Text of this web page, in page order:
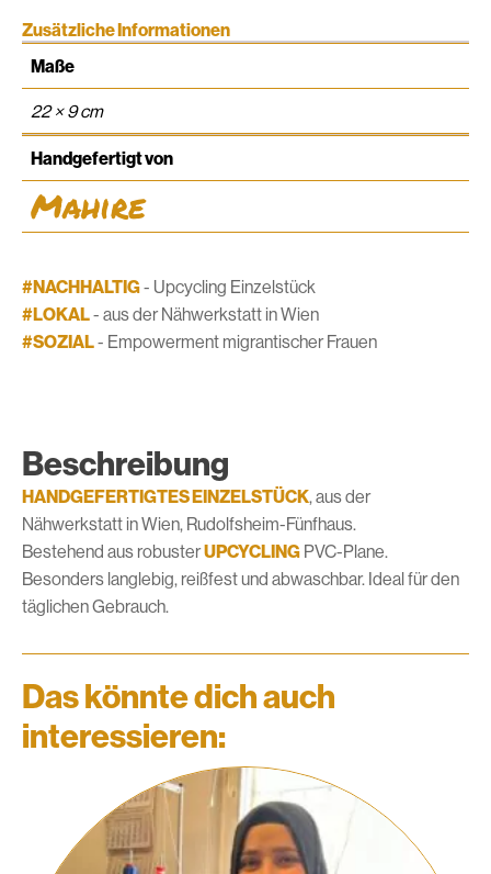
Zusätzliche Informationen
Maße
22 × 9 cm
Handgefertigt von
Mahire
#NACHHALTIG- Upcycling Einzelstück
#LOKAL- aus der Nähwerkstatt in Wien
#SOZIAL- Empowerment migrantischer Frauen
Beschreibung
HANDGEFERTIGTES EINZELSTÜCK, aus der
Nähwerkstatt in Wien, Rudolfsheim-Fünfhaus.
Bestehend aus robusterUPCYCLING PVC-Plane.
Besonders langlebig, reißfest und abwaschbar. Ideal für den
täglichen Gebrauch.
Das könnte dich auch
interessieren: